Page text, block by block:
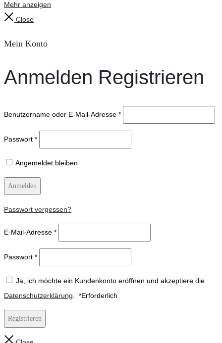
Mehr anzeigen
Close
Mein Konto
Anmelden Registrieren
Benutzername oder E-Mail-Adresse *
Passwort *
Angemeldet bleiben
Anmelden
Passwort vergessen?
E-Mail-Adresse *
Passwort *
Ja, ich möchte ein Kundenkonto eröffnen und akzeptiere die
Datenschutzerklärung
*Erforderlich
Registrieren